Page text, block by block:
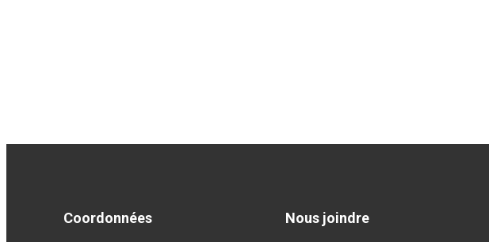
Coordonnées Nous joindre